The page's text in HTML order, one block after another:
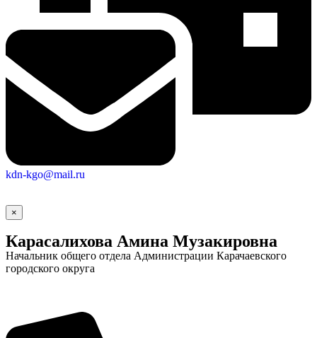
Городская Среда
kdn-kgo@mail.ru
×
Карасалихова Амина Музакировна
Начальник общего отдела Администрации Карачаевского
городского округа